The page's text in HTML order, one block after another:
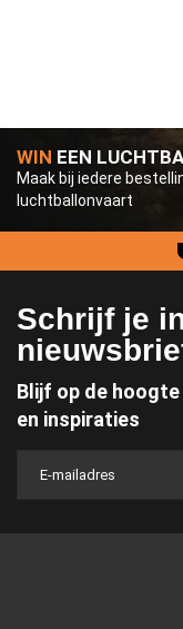
WIN EEN
Maak bij iedere
luchtballonvaart
Schrijf je
Blijf op de
en inspiraties